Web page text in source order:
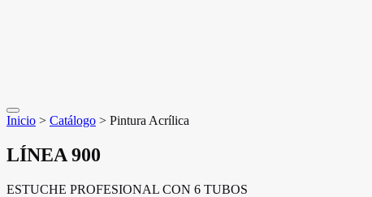
Inicio > Catálogo > Pintura Acrílica
LÍNEA 900
ESTUCHE PROFESIONAL CON 6 TUBOS